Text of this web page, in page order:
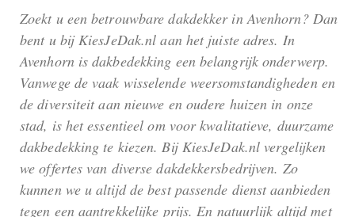
Zoekt u een betrouwbare dakdekker in Avenhorn? Dan
bent u bij KiesJeDak.nl aan het juiste adres. In
Avenhorn is dakbedekking een belangrijk onderwerp.
Vanwege de vaak wisselende weersomstandigheden en
de diversiteit aan nieuwe en oudere huizen in onze
stad, is het essentieel om voor kwalitatieve, duurzame
dakbedekking te kiezen. Bij KiesJeDak.nl vergelijken
we offertes van diverse dakdekkersbedrijven. Zo
kunnen we u altijd de best passende dienst aanbieden
tegen een aantrekkelijke prijs. En natuurlijk altijd met